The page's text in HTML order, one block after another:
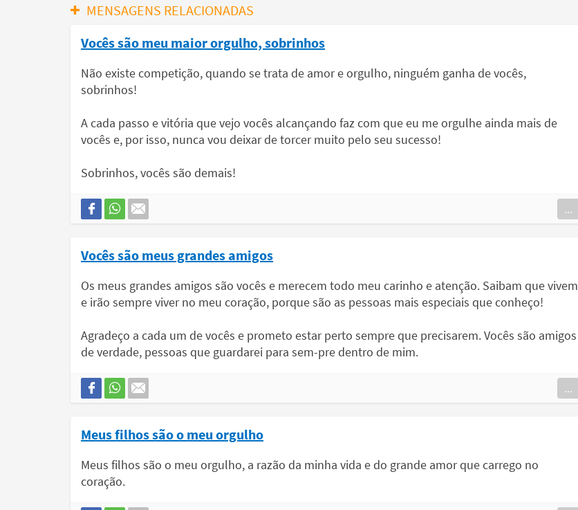
MENSAGENS RELACIONADAS
Vocês são meu maior orgulho, sobrinhos
Não existe competição, quando se trata de amor e orgulho, ninguém ganha de vocês,
sobrinhos!
A cada passo e vitória que vejo vocês alcançando faz com que eu me orgulhe ainda mais de
vocês e, por isso, nunca vou deixar de torcer muito pelo seu sucesso!
Sobrinhos, vocês são demais!
...
Vocês são meus grandes amigos
Os meus grandes amigos são vocês e merecem todo meu carinho e atenção. Saibam que vivem
e irão sempre viver no meu coração, porque são as pessoas mais especiais que conheço!
Agradeço a cada um de vocês e prometo estar perto sempre que precisarem. Vocês são amigos
de verdade, pessoas que guardarei para sem-pre dentro de mim.
...
Meus filhos são o meu orgulho
Meus filhos são o meu orgulho, a razão da minha vida e do grande amor que carrego no
coração.